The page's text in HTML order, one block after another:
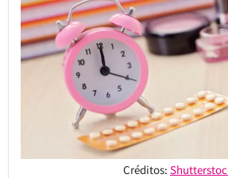
Créditos: